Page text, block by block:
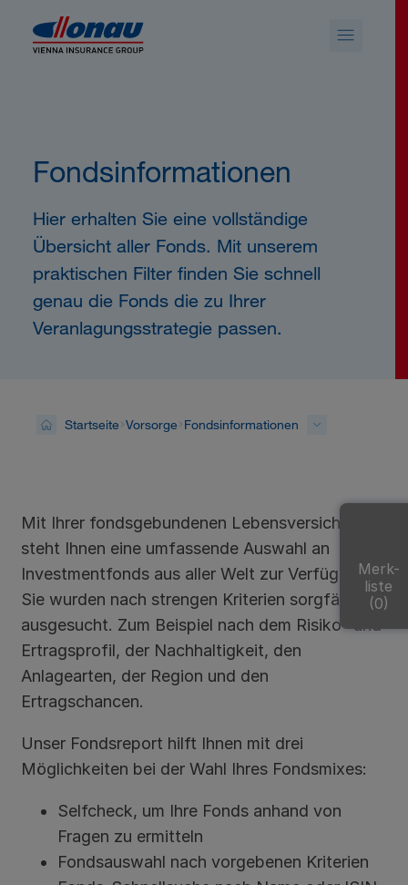
Fondsinformationen
Hier erhalten Sie eine vollständige
Übersicht aller Fonds. Mit unserem
praktischen Filter finden Sie schnell
genau die Fonds die zu Ihrer
Veranlagungsstrategie passen.
Startseite Vorsorge Fondsinformationen